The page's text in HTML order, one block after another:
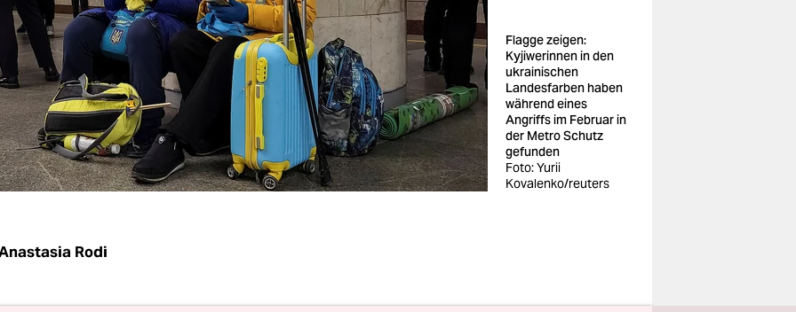
Flagge zeigen:
Kyjiwerinnen in den
ukrainischen
Landesfarben haben
während eines
Angriffs im Februar in
der Metro Schutz
gefunden
Foto: Yurii
Kovalenko/reuters
Rodi